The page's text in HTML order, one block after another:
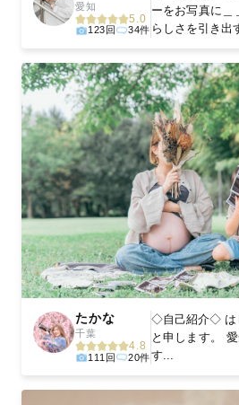
愛知
5.0
123回 34件
ーをお写真に＿
らしさを引き出
たかな
千葉
4.8
111回 20件
◇自己紹介◇ は
と申します。
す...